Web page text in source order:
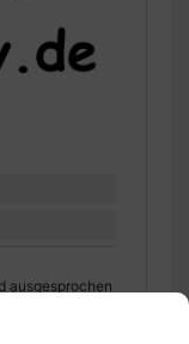
ausgesprochen
oder zu